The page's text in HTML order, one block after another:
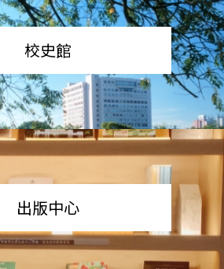
校史館
出版中心